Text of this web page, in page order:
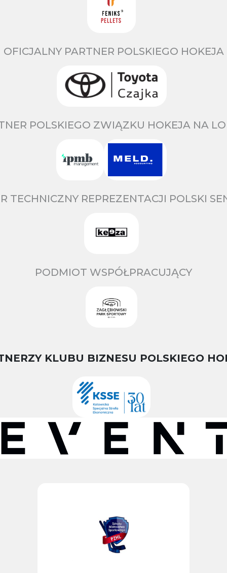
OFICJALNY PARTNER POLSKIEGO HOKEJA
POLSKIEGO ZWIĄZKU HOKEJA NA
TECHNICZNY REPREZENTACJI POLSKI
PODMIOT WSPÓŁPRACUJĄCY
KLUBU BIZNESU POLSKIEGO